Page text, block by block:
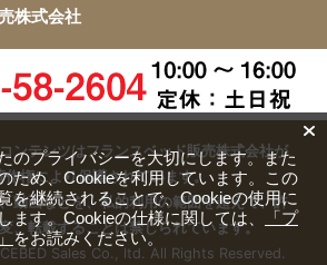
株式会社
ンテンツはフランスベッド販売株式会社が
作権により保護されています。
動画などを、私的利用の範囲を超えて、許
、転載することは禁じられています。
Sales Co., ltd. All Rights Reserved.
のプライバシーを大切にします。また
ため、Cookieを利用しています。この
を継続されることで、Cookieの使用に
ます。Cookieの仕様に関しては、
「プ
をお読みください。